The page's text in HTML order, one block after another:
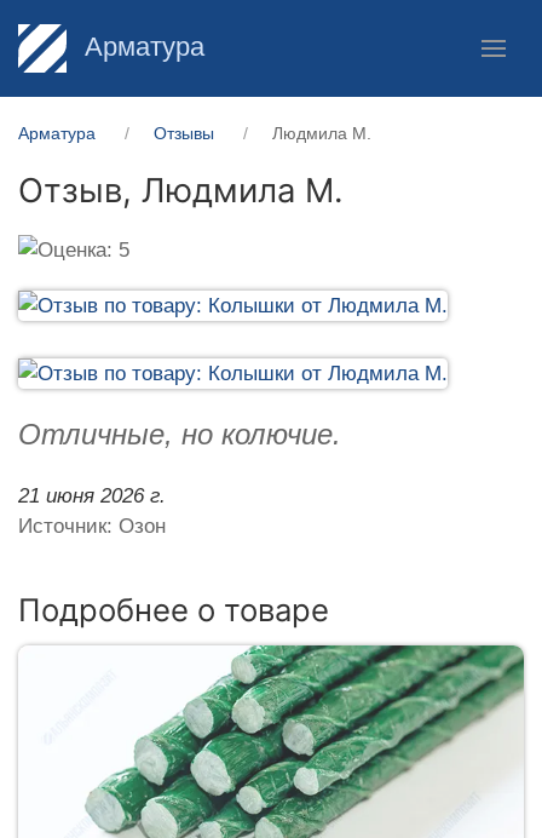
Арматура
Арматура Отзывы Людмила М.
Отзыв, Людмила М.
Отличные, но колючие.
21 июня 2026 г.
Источник: Озон
Подробнее о товаре